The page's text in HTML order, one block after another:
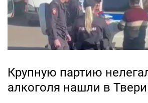
Крупную партию
алкоголя нашли в Твери